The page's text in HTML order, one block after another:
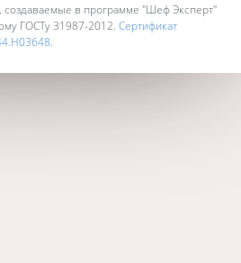
создаваемые в программе "Шеф Эксперт"
ГОСТу 31987-2012. Сертификат